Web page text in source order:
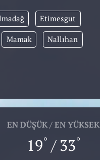
Etimesgut
Mamak Nallıhan
EN DÜŞÜK / EN YÜKSEK
19° / 33°